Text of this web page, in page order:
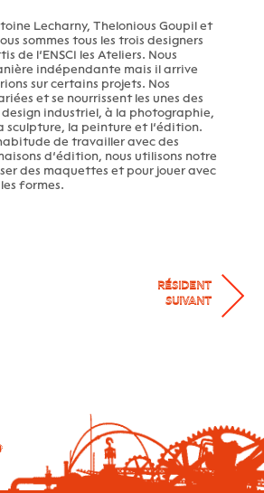
Lecharny, Thelonious Goupil et
sommes tous les trois designers
de l’ENSCI les Ateliers. Nous
indépendante mais il arrive
sur certains projets. Nos
et se nourrissent les unes des
industriel, à la photographie,
sculpture, la peinture et l’édition.
de travailler avec des
d’édition, nous utilisons notre
des maquettes et pour jouer avec
formes.
RÉSIDENT
SUIVANT